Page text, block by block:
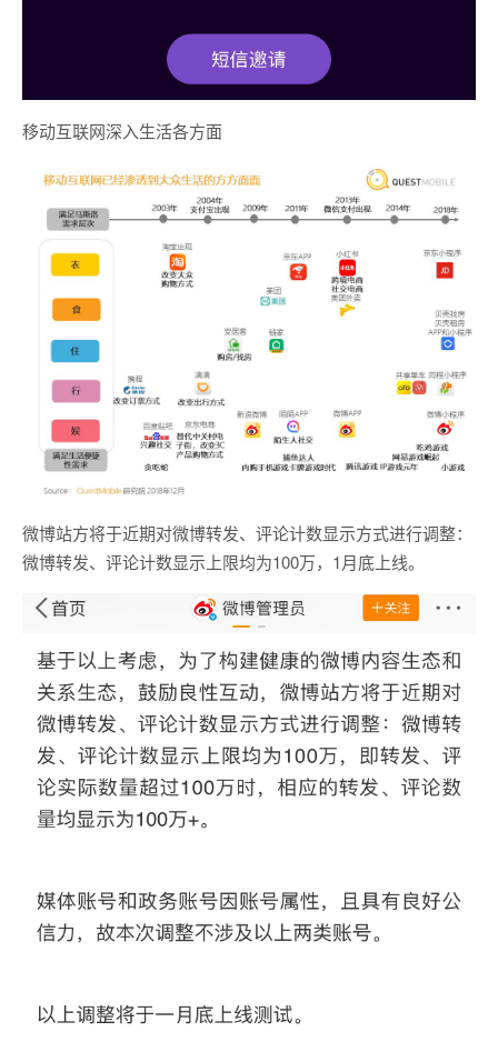
移动互联网深入生活各方面
微博站方将于近期对微博转发、评论计数显示方式进行调整：
微博转发、评论计数显示上限均为100万，1月底上线。